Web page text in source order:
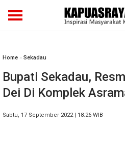
Home » Sekadau
Bupati Sekadau,
Dei Di Komplek
Sabtu, 17 September 2022 | 18.26 WIB